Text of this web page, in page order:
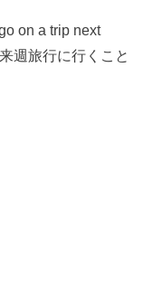
on a trip next
週旅行に行くこと